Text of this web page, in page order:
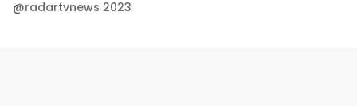
@radartvnews 2023